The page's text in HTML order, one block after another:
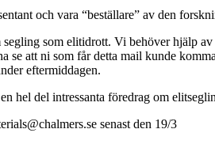
och vara “beställare” av den
som elitidrott. Vi behöver hjälp
se att ni som får detta mail kunde
eftermiddagen.
hel del intressanta föredrag om
senast den 19/3